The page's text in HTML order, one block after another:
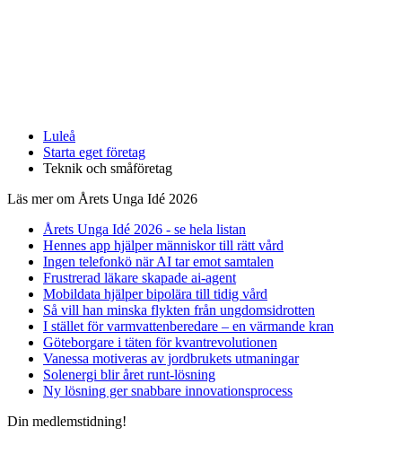
Luleå
Starta eget företag
Teknik och småföretag
Läs mer om Årets Unga Idé 2026
Årets Unga Idé 2026 - se hela listan
Hennes app hjälper människor till rätt vård
Ingen telefonkö när AI tar emot samtalen
Frustrerad läkare skapade ai-agent
Mobildata hjälper bipolära till tidig vård
Så vill han minska flykten från ungdomsidrotten
I stället för varmvattenberedare – en värmande kran
Göteborgare i täten för kvantrevolutionen
Vanessa motiveras av jordbrukets utmaningar
Solenergi blir året runt-lösning
Ny lösning ger snabbare innovationsprocess
Din medlemstidning!